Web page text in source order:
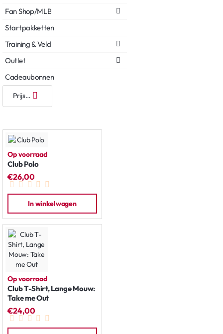
Fan Shop/MLB
Startpakketten
Training & Veld
Outlet
Cadeaubonnen
Op voorraad
Club Polo
€26,00
In winkelwagen
Op voorraad
Club T-Shirt, Lange Mouw:
Take me Out
€24,00